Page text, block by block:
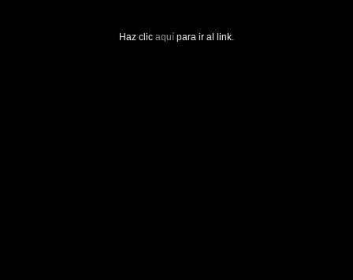
Haz clic aquí para ir al link.